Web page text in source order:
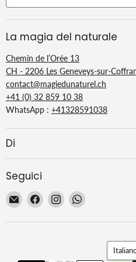
Schiarente, ridonaluminosità
Tonico delicato,lenisce e
Sublime, floreale, fruttato,
d'arancio profuma
casa.
La magia del naturale
Chemin de l’Orée 13
CH - 2206 Les Geneveys-sur-
contact@magiedunaturel.ch
+41 (0) 32 859 10 38
WhatsApp : +41328591038
Di
Seguici
Email
Magie
Trovaci
Facebook
Trovaci
Instagram
Trovaci
WhatsApp